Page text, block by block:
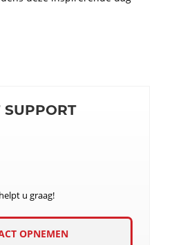
SUPPORT
u graag!
OPNEMEN